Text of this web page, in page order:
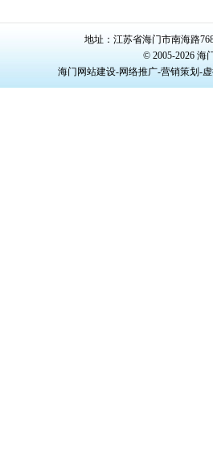
地址：江苏省海门市南海路
© 2005-2026
海门网站建设-网络推广-营销策划-